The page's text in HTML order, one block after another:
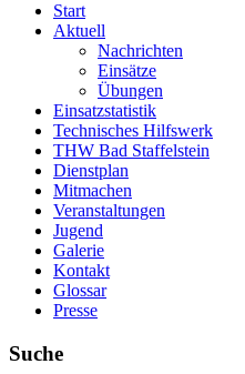
Start
Aktuell
Nachrichten
Einsätze
Übungen
Einsatzstatistik
Technisches Hilfswerk
THW Bad Staffelstein
Dienstplan
Mitmachen
Veranstaltungen
Jugend
Galerie
Kontakt
Glossar
Presse
Suche